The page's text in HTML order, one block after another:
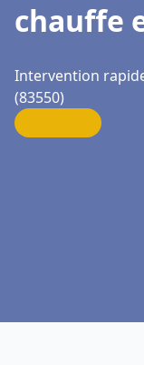
chauffe
Intervention
(83550)